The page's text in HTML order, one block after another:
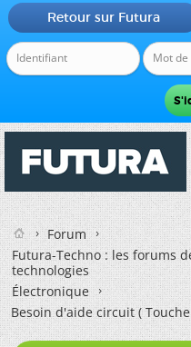
Retour sur Futura
Forum
Futura-Techno : les forums
technologies
Électronique
Besoin d'aide circuit (